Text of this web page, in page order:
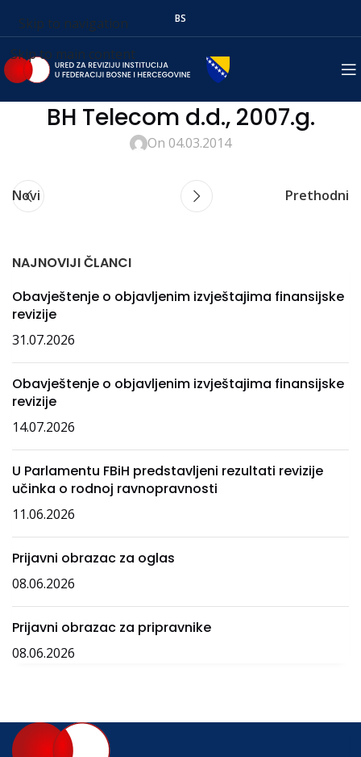
Skip to navigation
Skip to main content
BS
BH Telecom d.d., 2007.g.
On 04.03.2014
Novi Prethodni
NAJNOVIJI ČLANCI
Obavještenje o objavljenim izvještajima finansijske
revizije
31.07.2026
Obavještenje o objavljenim izvještajima finansijske
revizije
14.07.2026
U Parlamentu FBiH predstavljeni rezultati revizije
učinka o rodnoj ravnopravnosti
11.06.2026
Prijavni obrazac za oglas
08.06.2026
Prijavni obrazac za pripravnike
08.06.2026